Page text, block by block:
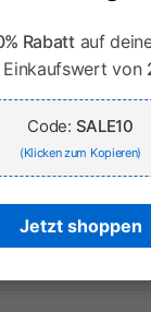
werden sicher
und
Rabattauf
Einkaufswert von
Code: SALE10
(Klicken zum Kopieren)
Jetzt shoppen